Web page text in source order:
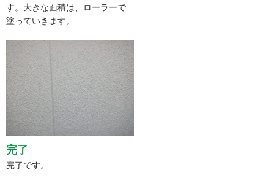
す。大きな面積は、ローラーで
塗っていきます。
完了
完了です。